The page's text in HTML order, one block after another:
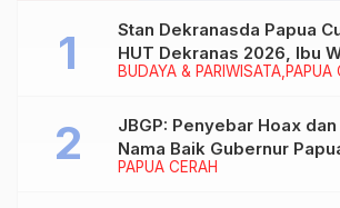
BUDAYA & PARIWISATA PAPUA
Stan Dekranasda Papua
HUT Dekranas 2026, Ibu
Menikmati Karya Perajin
PAPUA CERAH
JBGP: Penyebar Hoax
Nama Baik Gubernur
Berhadapan dengan